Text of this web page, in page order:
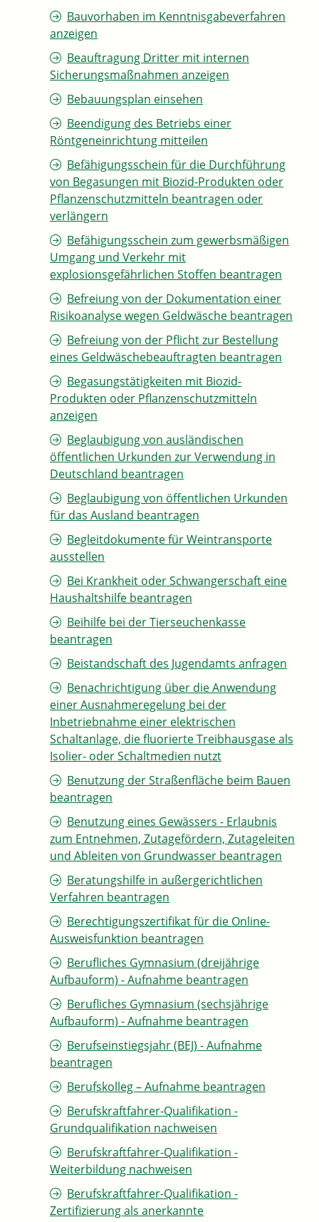
Bauvorhaben im Kenntnisgabeverfahren
anzeigen
Beauftragung Dritter mit internen
Sicherungsmaßnahmen anzeigen
Bebauungsplan einsehen
Beendigung des Betriebs einer
Röntgeneinrichtung mitteilen
Befähigungsschein für die Durchführung
von Begasungen mit Biozid-Produkten oder
Pflanzenschutzmitteln beantragen oder
verlängern
Befähigungsschein zum gewerbsmäßigen
Umgang und Verkehr mit
explosionsgefährlichen Stoffen beantragen
Befreiung von der Dokumentation einer
Risikoanalyse wegen Geldwäsche beantragen
Befreiung von der Pflicht zur Bestellung
eines Geldwäschebeauftragten beantragen
Begasungstätigkeiten mit Biozid-
Produkten oder Pflanzenschutzmitteln
anzeigen
Beglaubigung von ausländischen
öffentlichen Urkunden zur Verwendung in
Deutschland beantragen
Beglaubigung von öffentlichen Urkunden
für das Ausland beantragen
Begleitdokumente für Weintransporte
ausstellen
Bei Krankheit oder Schwangerschaft eine
Haushaltshilfe beantragen
Beihilfe bei der Tierseuchenkasse
beantragen
Beistandschaft des Jugendamts anfragen
Benachrichtigung über die Anwendung
einer Ausnahmeregelung bei der
Inbetriebnahme einer elektrischen
Schaltanlage, die fluorierte Treibhausgase als
Isolier- oder Schaltmedien nutzt
Benutzung der Straßenfläche beim Bauen
beantragen
Benutzung eines Gewässers - Erlaubnis
zum Entnehmen, Zutagefördern, Zutageleiten
und Ableiten von Grundwasser beantragen
Beratungshilfe in außergerichtlichen
Verfahren beantragen
Berechtigungszertifikat für die Online-
Ausweisfunktion beantragen
Berufliches Gymnasium (dreijährige
Aufbauform) - Aufnahme beantragen
Berufliches Gymnasium (sechsjährige
Aufbauform) - Aufnahme beantragen
Berufseinstiegsjahr (BEJ) - Aufnahme
beantragen
Berufskolleg – Aufnahme beantragen
Berufskraftfahrer-Qualifikation -
Grundqualifikation nachweisen
Berufskraftfahrer-Qualifikation -
Weiterbildung nachweisen
Berufskraftfahrer-Qualifikation -
Zertifizierung als anerkannte